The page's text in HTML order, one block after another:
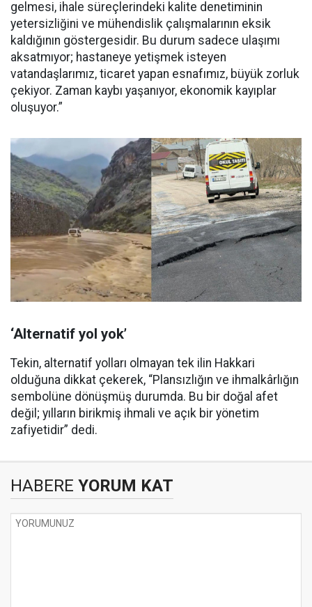
gelmesi, ihale süreçlerindeki kalite denetiminin
yetersizliğini ve mühendislik çalışmalarının eksik
kaldığının göstergesidir. Bu durum sadece ulaşımı
aksatmıyor; hastaneye yetişmek isteyen
vatandaşlarımız, ticaret yapan esnafımız, büyük zorluk
çekiyor. Zaman kaybı yaşanıyor, ekonomik kayıplar
oluşuyor.”
‘Alternatif yol yok’
Tekin, alternatif yolları olmayan tek ilin Hakkari
olduğuna dikkat çekerek, “Plansızlığın ve ihmalkârlığın
sembolüne dönüşmüş durumda. Bu bir doğal afet
değil; yılların birikmiş ihmali ve açık bir yönetim
zafiyetidir” dedi.
HABERE YORUM KAT